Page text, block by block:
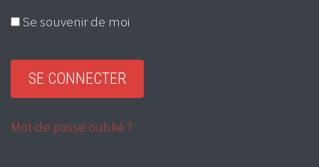
Se souvenir de moi
Mot de passe oublié ?